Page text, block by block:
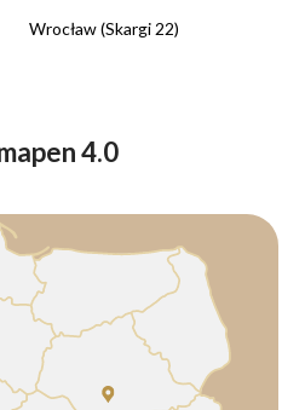
Wrocław (Skargi 22)
4.0